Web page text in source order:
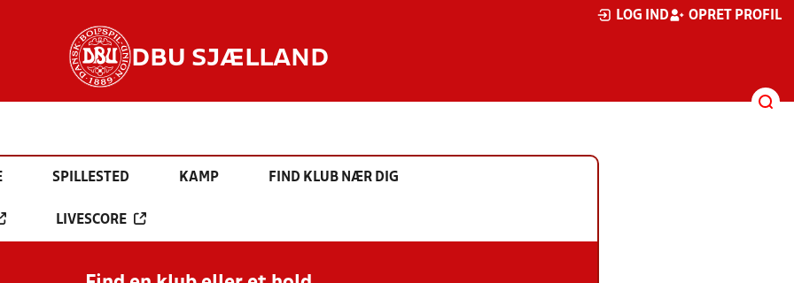
LOG IND OPRET PROFIL
DBU SJÆLLAND
SPILLESTED KAMP FIND KLUB NÆR DIG
LIVESCORE